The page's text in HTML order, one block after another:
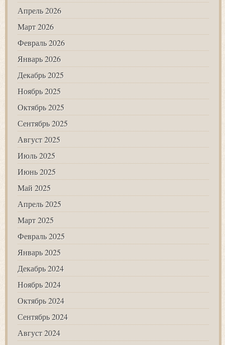
Апрель 2026
Март 2026
Февраль 2026
Январь 2026
Декабрь 2025
Ноябрь 2025
Октябрь 2025
Сентябрь 2025
Август 2025
Июль 2025
Июнь 2025
Май 2025
Апрель 2025
Март 2025
Февраль 2025
Январь 2025
Декабрь 2024
Ноябрь 2024
Октябрь 2024
Сентябрь 2024
Август 2024